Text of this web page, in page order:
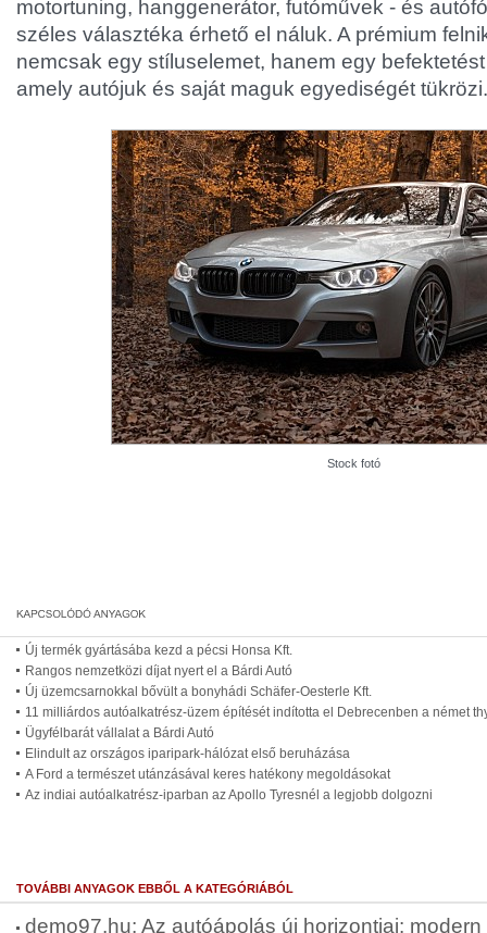
motortuning, hanggenerátor, futóművek - és
széles választéka érhető el náluk. A prémium
nemcsak egy stíluselemet, hanem egy
amely autójuk és saját maguk egyediségét tükrözi.
Stock fotó
Új termék gyártásába kezd a pécsi Honsa Kft.
Rangos nemzetközi díjat nyert el a Bárdi Autó
Új üzemcsarnokkal bővült a bonyhádi Schäfer-Oesterle Kft.
11 milliárdos autóalkatrész-üzem építését indította el Debrecenben a német
Ügyfélbarát vállalat a Bárdi Autó
Elindult az országos iparipark-hálózat első beruházása
A Ford a természet utánzásával keres hatékony megoldásokat
Az indiai autóalkatrész-iparban az Apollo Tyresnél a legjobb dolgozni
TOVÁBBI ANYAGOK EBBŐL A KATEGÓRIÁBÓL
demo97.hu: Az autóápolás új horizontjai: